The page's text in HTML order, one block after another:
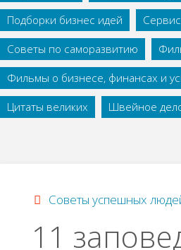
Подборки бизнес идей
Советы по саморазвитию
Фильмы о бизнесе, финансах и
Цитаты великих
Швейное
Советы успешных
11